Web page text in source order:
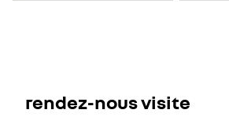
rendez-nous visite